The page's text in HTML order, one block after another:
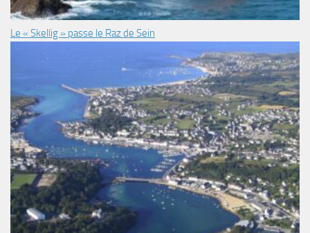
Le « Skellig » passe le Raz de Sein